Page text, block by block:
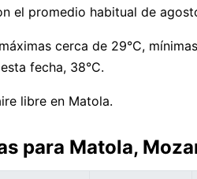
el promedio habitual de
cerca de 29°C,
fecha, 38°C.
libre en Matola.
para Matola,